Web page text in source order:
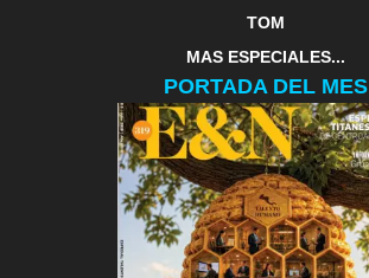
TOM
MAS ESPECIALES...
PORTADA DEL MES